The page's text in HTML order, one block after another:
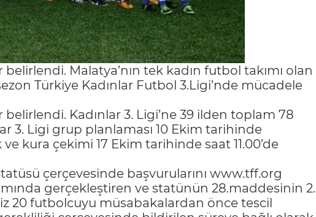
belirlendi. Malatya’nın tek kadın futbol takımı olan
Türkiye Kadınlar Futbol 3.Ligi’nde mücadele
belirlendi. Kadınlar 3. Ligi’ne 39 ilden toplam 78
3. Ligi grup planlaması 10 Ekim tarihinde
kura çekimi 17 Ekim tarihinde saat 11.00’de
çerçevesinde başvurularını www.tff.org
gerçekleştiren ve statünün 28.maddesinin 2.
20 futbolcuyu müsabakalardan önce tescil